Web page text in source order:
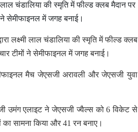
चंडालिया की स्मृति में फील्ड क्लब मैदान पर
सेमीफाइनल में जगह बनाई।
लक्ष्मी लाल चंडालिया की स्मृति में फील्ड क्लब
टीमों ने सेमीफाइनल में जगह बनाई।
मैच जेएसजी अरावली और जेएसजी युवा
उमंग एलाइट ने जेएसजी ज्वैल्स को 6 विकेट से
सामना किया और 41 रन बनाए।